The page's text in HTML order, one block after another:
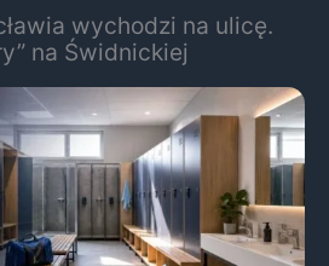
wychodzi na ulicę.
na Świdnickiej